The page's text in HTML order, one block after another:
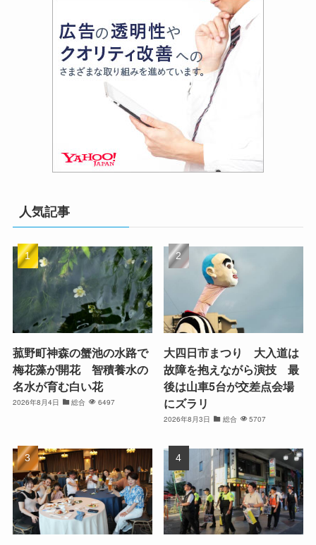
人気記事
菰野町神森の蟹池の水路で
梅花藻が開花 智積養水の
名水が育む白い花
2026年8月4日 総合 6497
大四日市まつり 大入道は
故障を抱えながら演技 最
後は山車5台が交差点会場
にズラリ
2026年8月3日 総合 5707